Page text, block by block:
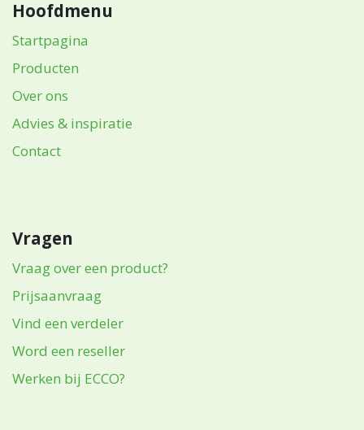
Hoofdmenu
Startpagina
Producten
Over ons
Advies & inspiratie
Contact
Vragen
Vraag over een product?
Prijsaanvraag
Vind een verdeler
Word een reseller
Werken bij ECCO?